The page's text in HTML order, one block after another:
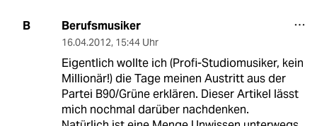
B Berufsmusiker
16.04.2012, 15:44 Uhr
Eigentlich wollte ich (Profi-Studiomusiker, kein
Millionär!) die Tage meinen Austritt aus der
Partei B90/Grüne erklären. Dieser Artikel lässt
mich nochmal darüber nachdenken.